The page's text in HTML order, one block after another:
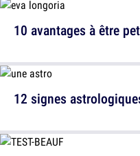
10 avantages à être
12 signes